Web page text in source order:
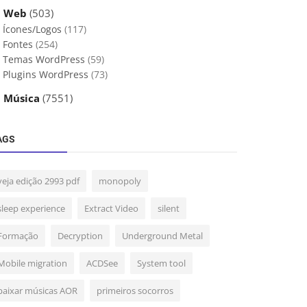
Web (503)
Ícones/Logos (117)
Fontes (254)
Temas WordPress (59)
Plugins WordPress (73)
Música (7551)
edição 2993 pdf monopoly
experience Extract Video silent
Decryption Underground Metal
migration ACDSee System tool
músicas AOR primeiros socorros